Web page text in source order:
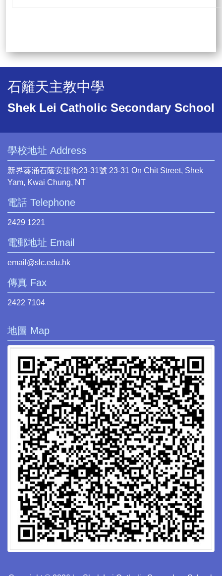
石籬天主教中學
Shek Lei Catholic Secondary School
學校地址 Address
新界葵涌石蔭安捷街23-31號 23-31 On Chit Street, Shek
Yam, Kwai Chung, NT
電話 Telephone
2429 1221
電郵地址 Email
email@slc.edu.hk
傳真 Fax
2422 7104
地圖 Map